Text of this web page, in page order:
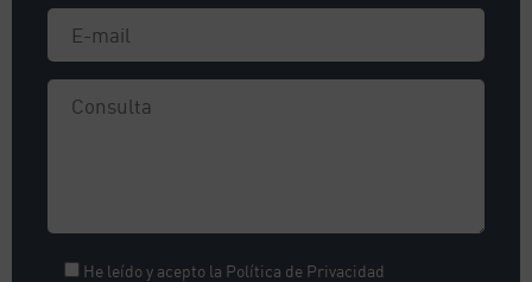
He leído y acepto la Política de Privacidad